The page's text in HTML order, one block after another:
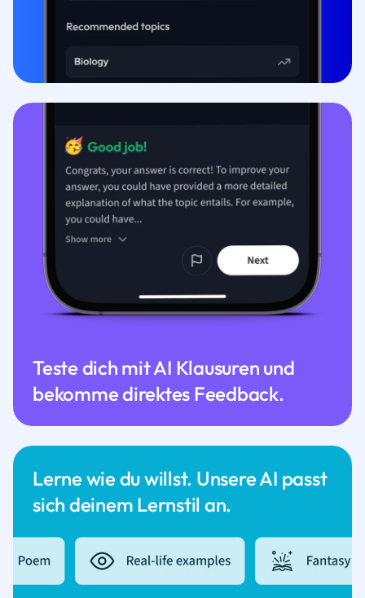
Lerne wie du willst. Unsere AI passt
sich deinem Lernstil an.
Teste dich mit AI Klausuren und
bekomme direktes Feedback.